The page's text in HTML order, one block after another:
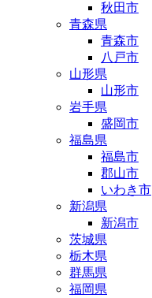
秋田市
青森県
青森市
八戸市
山形県
山形市
岩手県
盛岡市
福島県
福島市
郡山市
いわき市
新潟県
新潟市
茨城県
栃木県
群馬県
福岡県